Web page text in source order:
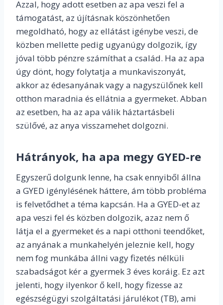
Azzal, hogy adott esetben az apa veszi fel a
támogatást, az újításnak köszönhetően
megoldható, hogy az ellátást igénybe veszi, de
közben mellette pedig ugyanúgy dolgozik, így
jóval több pénzre számíthat a család. Ha az apa
úgy dönt, hogy folytatja a munkaviszonyát,
akkor az édesanyának vagy a nagyszülőnek kell
otthon maradnia és ellátnia a gyermeket. Abban
az esetben, ha az apa válik háztartásbeli
szülővé, az anya visszamehet dolgozni.
Hátrányok, ha apa megy GYED-re
Egyszerű dolgunk lenne, ha csak ennyiből állna
a GYED igénylésének háttere, ám több probléma
is felvetődhet a téma kapcsán. Ha a GYED-et az
apa veszi fel és közben dolgozik, azaz nem ő
látja el a gyermeket és a napi otthoni teendőket,
az anyának a munkahelyén jeleznie kell, hogy
nem fog munkába állni vagy fizetés nélküli
szabadságot kér a gyermek 3 éves koráig. Ez azt
jelenti, hogy ilyenkor ő kell, hogy fizesse az
egészségügyi szolgáltatási járulékot (TB), ami